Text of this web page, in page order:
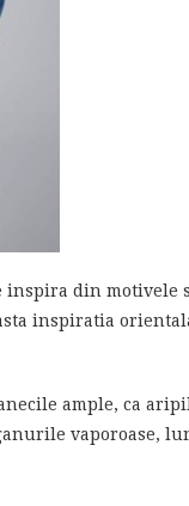
inspira din
inspiratia
ample, ca
vaporoase,